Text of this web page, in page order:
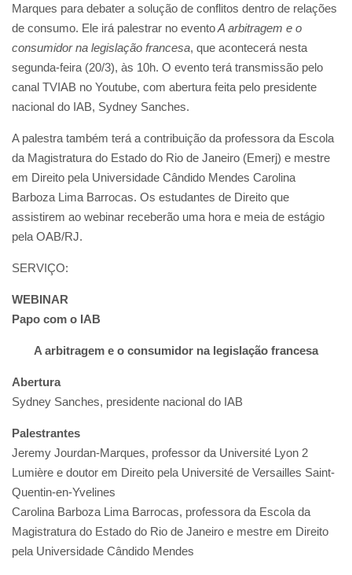
Marques para debater a solução de conflitos dentro de relações
de consumo. Ele irá palestrar no eventoA arbitragem e o
consumidor na legislação francesa, que acontecerá nesta
segunda-feira (20/3), às 10h. O evento terá transmissão pelo
canal TVIAB no Youtube, com abertura feita pelo presidente
nacional do IAB, Sydney Sanches.
A palestra também terá a contribuição da professora da Escola
da Magistratura do Estado do Rio de Janeiro (Emerj) e mestre
em Direito pela Universidade Cândido Mendes Carolina
Barboza Lima Barrocas. Os estudantes de Direito que
assistirem ao webinar receberão uma hora e meia de estágio
pela OAB/RJ.
SERVIÇO:
WEBINAR
Papo com o IAB
A arbitragem e o consumidor na legislação francesa
Abertura
Sydney Sanches, presidente nacional do IAB
Palestrantes
Jeremy Jourdan-Marques, professor da Université Lyon 2
Lumière e doutor em Direito pela Université de Versailles Saint-
Quentin-en-Yvelines
Carolina Barboza Lima Barrocas, professora da Escola da
Magistratura do Estado do Rio de Janeiro e mestre em Direito
pela Universidade Cândido Mendes